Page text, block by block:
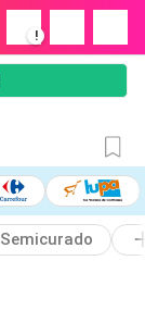
!
Semicurado